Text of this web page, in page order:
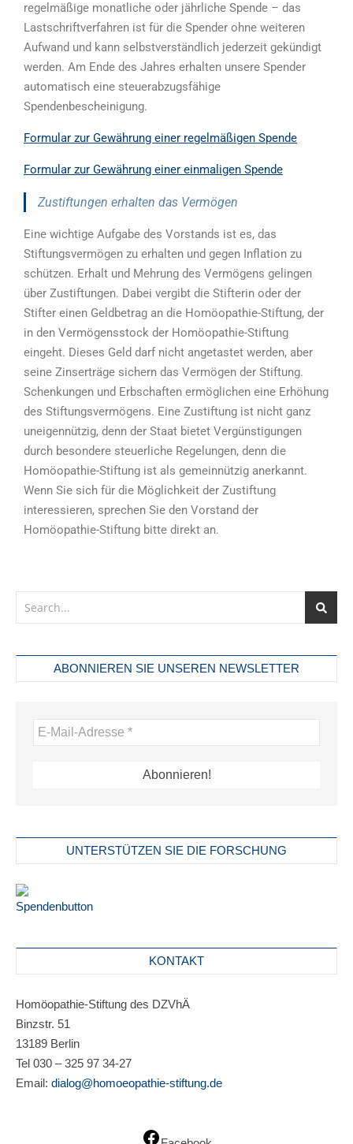
regelmäßige monatliche oder jährliche Spende – das
Lastschriftverfahren ist für die Spender ohne weiteren
Aufwand und kann selbstverständlich jederzeit gekündigt
werden. Am Ende des Jahres erhalten unsere Spender
automatisch eine steuerabzugsfähige
Spendenbescheinigung.
Formular zur Gewährung einer regelmäßigen Spende
Formular zur Gewährung einer einmaligen Spende
Zustiftungen erhalten das Vermögen
Eine wichtige Aufgabe des Vorstands ist es, das
Stiftungsvermögen zu erhalten und gegen Inflation zu
schützen. Erhalt und Mehrung des Vermögens gelingen
über Zustiftungen. Dabei vergibt die Stifterin oder der
Stifter einen Geldbetrag an die Homöopathie-Stiftung, der
in den Vermögensstock der Homöopathie-Stiftung
eingeht. Dieses Geld darf nicht angetastet werden, aber
seine Zinserträge sichern das Vermögen der Stiftung.
Schenkungen und Erbschaften ermöglichen eine Erhöhung
des Stiftungsvermögens. Eine Zustiftung ist nicht ganz
uneigennützig, denn der Staat bietet Vergünstigungen
durch besondere steuerliche Regelungen, denn die
Homöopathie-Stiftung ist als gemeinnützig anerkannt.
Wenn Sie sich für die Möglichkeit der Zustiftung
interessieren, sprechen Sie den Vorstand der
Homöopathie-Stiftung bitte direkt an.
ABONNIEREN SIE UNSEREN NEWSLETTER
UNTERSTÜTZEN SIE DIE FORSCHUNG
KONTAKT
Homöopathie-Stiftung des DZVhÄ
Binzstr. 51
13189 Berlin
Tel 030 – 325 97 34-27
Email: dialog@homoeopathie-stiftung.de